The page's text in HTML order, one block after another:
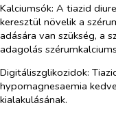
Kalciumsók: A tiazid
keresztül növelik a
adására van szükség, a
adagolás
Digitáliszglikozidok:
hypomagnesaemia
kialakulásának.